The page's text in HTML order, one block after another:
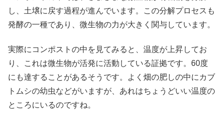
し、土壌に戻す過程が進んでいます。この分解プロセスも
発酵の一種であり、微生物の力が大きく関与しています。
実際にコンポストの中を見てみると、温度が上昇してお
り、これは微生物が活発に活動している証拠です。60度
にも達することがあるそうです。よく畑の肥しの中にカブ
トムシの幼虫などがいますが、あれはちょうどいい温度の
ところにいるのですね。